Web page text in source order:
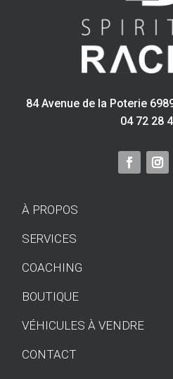
84 Avenue de la Poterie
04 72 28
À PROPOS
SERVICES
COACHING
BOUTIQUE
VÉHICULES À VENDRE
CONTACT